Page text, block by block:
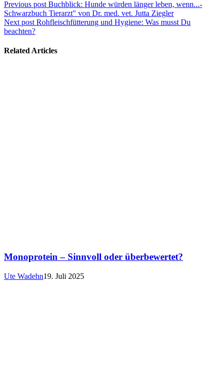
Previous post Buchblick: Hunde würden länger leben, wenn...-
Schwarzbuch Tierarzt" von Dr. med. vet. Jutta Ziegler
Next post Rohfleischfütterung und Hygiene: Was musst Du
beachten?
Related Articles
Monoprotein – Sinnvoll oder überbewertet?
Ute Wadehn19. Juli 2025